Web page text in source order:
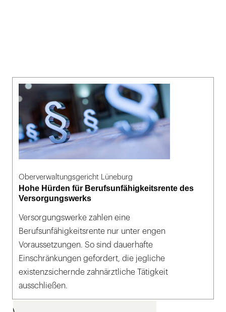
Oberverwaltungsgericht Lüneburg
Hohe Hürden für Berufsunfähigkeitsrente des
Versorgungswerks
Versorgungswerke zahlen eine
Berufsunfähigkeitsrente nur unter engen
Voraussetzungen. So sind dauerhafte
Einschränkungen gefordert, die jegliche
existenzsichernde zahnärztliche Tätigkeit
ausschließen.